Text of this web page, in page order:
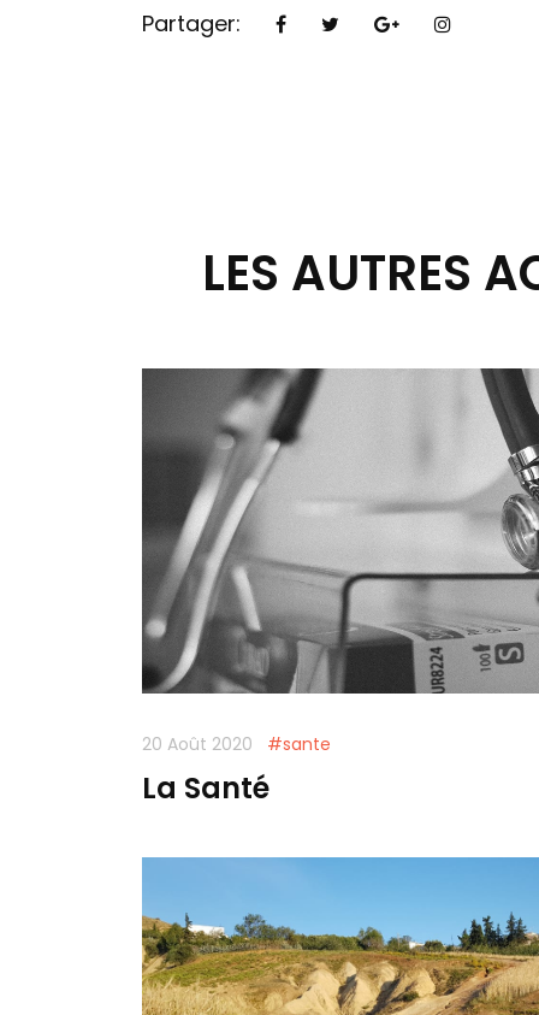
Partager:
LES AUTRES
20 Août 2020 #sante
La Santé